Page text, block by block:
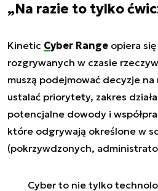
„Na razie to tylko
Kinetic Cyber Range opiera
rozgrywanych w czasie
muszą podejmować decyzje na
ustalać priorytety, zakres
potencjalne dowody i
które odgrywają określone w
(pokrzywdzonych,
Cyber to nie tylko